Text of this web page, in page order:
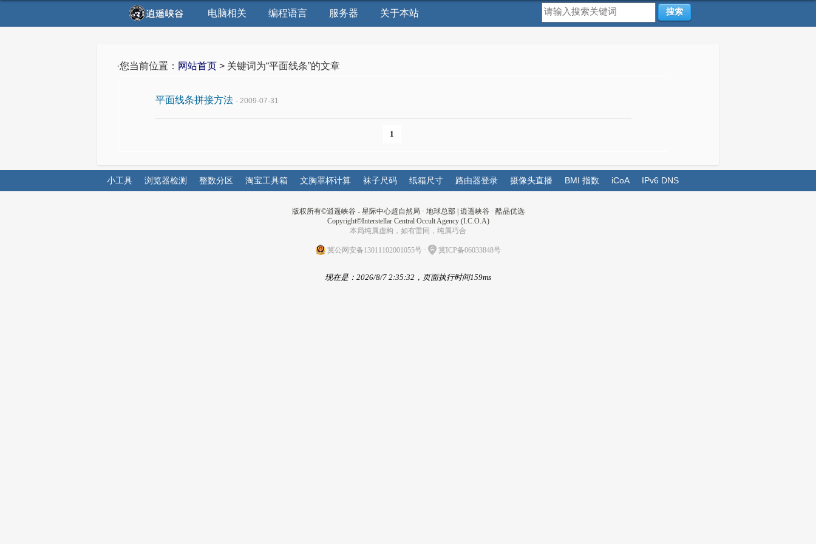
电脑相关 编程语言 服务器 关于本站 搜索
·您当前位置： 网站首页 > 关键词为“平面线条”的文章
平面线条拼接方法 - 2009-07-31
1
小工具 浏览器检测 整数分区 淘宝工具箱 文胸罩杯计算 袜子尺码 纸箱尺寸 路由器登录 摄像头直播 BMI 指数 iCoA IPv6 DNS
版权所有©逍遥峡谷 - 星际中心超自然局 · 地球总部| 逍遥峡谷· 酷品优选
Copyright©Interstellar Central Occult Agency (I.C.O.A)
本局纯属虚构，如有雷同，纯属巧合
冀公网安备13011102001055号· 冀ICP备06033848号
现在是：2026/8/7 2:35:32，页面执行时间159ms